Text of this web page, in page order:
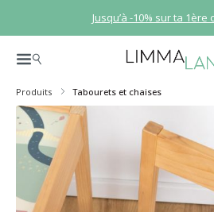
Passer au contenu principal
Jusqu’à -10% sur ta 1ère
Produits Tabourets et chaises